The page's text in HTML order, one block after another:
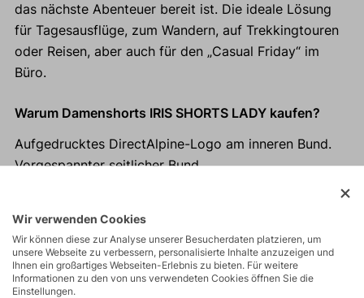
das nächste Abenteuer bereit ist. Die ideale Lösung
für Tagesausflüge, zum Wandern, auf Trekkingtouren
oder Reisen, aber auch für den „Casual Friday“ im
Büro.
Warum Damenshorts IRIS SHORTS LADY kaufen?
Aufgedrucktes DirectAlpine-Logo am inneren Bund.
Vorgespannter seitlicher Bund.
mit dekorativem Saum.
Zwei hintere, vom Sattel verdeckte Taschen mit
dekorativem Saum.
Wir verwenden Cookies
Wir können diese zur Analyse unserer Besucherdaten platzieren, um
unsere Webseite zu verbessern, personalisierte Inhalte anzuzeigen und
Ihnen ein großartiges Webseiten-Erlebnis zu bieten. Für weitere
Informationen zu den von uns verwendeten Cookies öffnen Sie die
Einstellungen.